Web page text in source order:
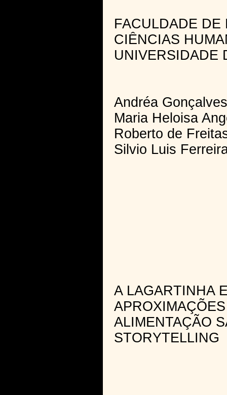
FACULDADE
CIÊNCIAS
UNIVERSIDADE
Andréa
Maria Heloisa
Roberto de
Silvio Luis
A LAGARTINHA
ALIMENTAÇÃO
STORYTELLING